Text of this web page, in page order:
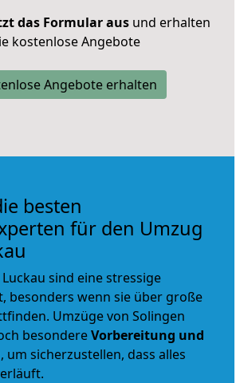
das Formular ausund erhalten
kostenlose Angebote
Angebote erhalten
besten
für den Umzug
sind eine stressige
besonders wenn sie über große
Umzüge von Solingen
besondereVorbereitung und
, um sicherzustellen, dass alles